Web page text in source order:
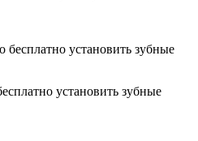
установить зубные